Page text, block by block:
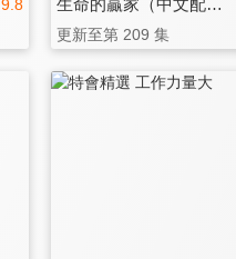
9.8
更新至第 209 集